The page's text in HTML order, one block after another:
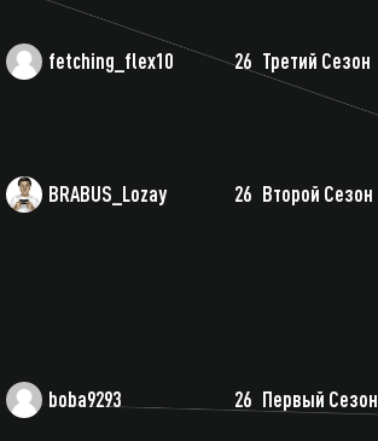
fetching_flex10 26 Третий Сезон
BRABUS_Lozay 26 Второй Сезон
boba9293 26 Первый Сезон